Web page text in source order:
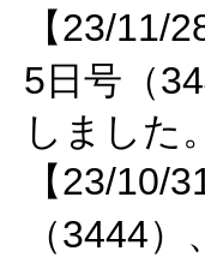
【23/11/
5日号（
しました。
【23/10/
（3444